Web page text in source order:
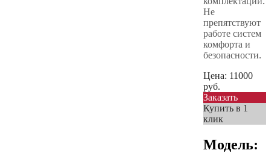
Не
препятствуют
работе систем
комфорта и
безопасности.
Цена: 11000
руб.
Заказать
Купить в 1
клик
Модель: